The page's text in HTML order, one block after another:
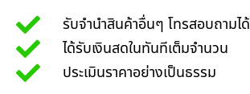
รับจำนำสินค้าอื่นๆ โทรสอบถามได้
ได้รับเงินสดในทันทีเต็มจำนวน
ประเมินราคาอย่างเป็นธรรม